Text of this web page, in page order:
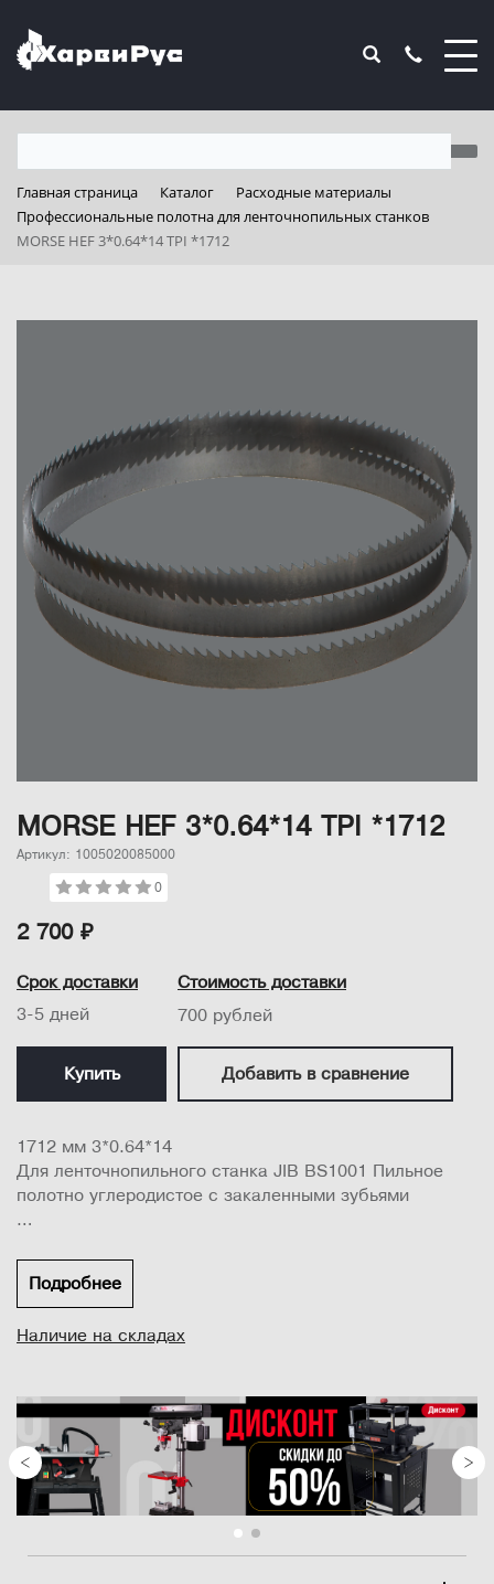
Главная страница Каталог
Расходные материалы
Профессиональные полотна для ленточнопильных станков
MORSE HEF 3*0.64*14 TPI *1712
MORSE HEF 3*0.64*14 TPI *1712
Артикул: 1005020085000
0
2 700 ₽
Срок доставки
3-5 дней
Стоимость доставки
700 рублей
Купить Добавить в сравнение
1712 мм 3*0.64*14
Для ленточнопильного станка JIB BS1001 Пильное
полотно углеродистое с закаленными зубьями
Для ленточнопильного станка
...
Подробнее
Наличие на складах